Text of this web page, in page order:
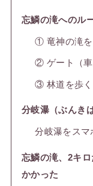
忘鱗の滝へのル
① 竜神の滝を
② ゲート（車
③ 林道を歩く
分岐瀑（ぶんき
分岐瀑をスマ
忘鱗の滝、2キ
かかった